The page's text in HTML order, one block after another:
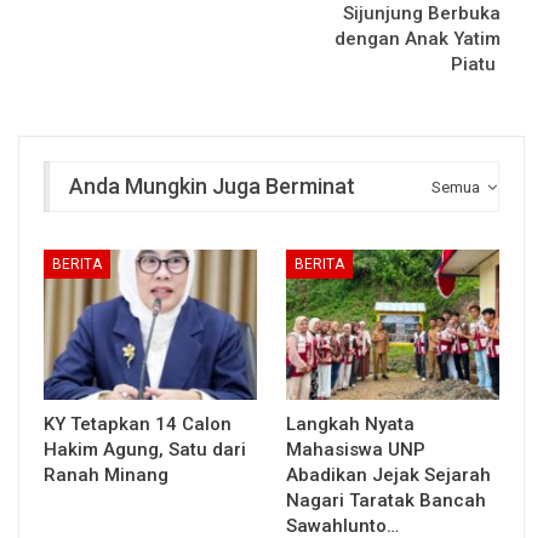
Sijunjung Berbuka
dengan Anak Yatim
Piatu
Semua
Anda Mungkin Juga Berminat
BERITA
KY Tetapkan 14 Calon
Hakim Agung, Satu dari
Ranah Minang
BERITA
Langkah Nyata
Mahasiswa UNP
Abadikan Jejak Sejarah
Nagari Taratak Bancah
Sawahlunto…